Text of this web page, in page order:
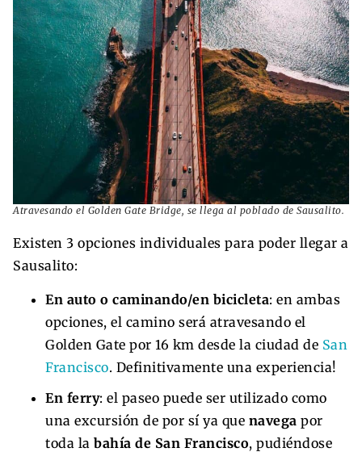
Atravesando el Golden Gate Bridge, se llega al poblado de Sausalito.
Existen 3 opciones individuales para poder llegar a
Sausalito:
En auto o caminando/en bicicleta: en ambas
opciones, el camino será atravesando el
Golden Gate por 16 km desde la ciudad de San
Francisco. Definitivamente una experiencia!
En ferry: el paseo puede ser utilizado como
una excursión de por sí ya que navega por
toda la bahía de San Francisco, pudiéndose